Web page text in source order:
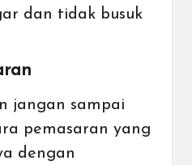
dan tidak busuk
jangan sampai
pemasaran yang
dengan